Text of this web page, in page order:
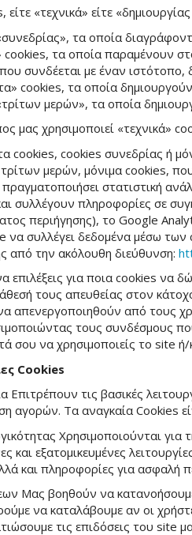
είτε «τεχνικά» είτε
τα οποία
cookies, τα οποία παραμένουν
συνδέεται με έναν ιστότοπο,
cookies, τα οποία
μερών», τα οποία
μας χρησιμοποιεί «τεχνικά»
cookies, cookies συνεδρίας ή
μερών, μόνιμα cookies,
στατιστική
συλλέγουν πληροφορίες σε
περιήγησης), το Google
να συλλέγει δεδομένα μέσω
από την ακόλουθη διεύθυνση:
επιλέξεις για ποια cookies να
τους απευθείας στον
απενεργοποιηθούν από τους
τους συνδέσμους
σου να χρησιμοποιείς το site ή/
Cookies
Επιτρέπουν τις βασικές
αγορών. Τα αναγκαία Cookies
Χρησιμοποιούνται
και εξατομικευμένες
και πληροφορίες για ασφαλή
Mας βοηθούν να
να καταλάβουμε αν οι
τις επιδόσεις του site